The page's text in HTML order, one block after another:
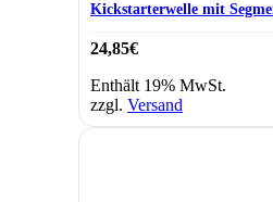
Kickstarterwelle mit
24,85€
Enthält 19% MwSt.
zzgl. Versand